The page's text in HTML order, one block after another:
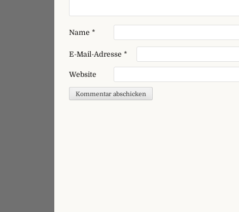
Name *
E-Mail-Adresse *
Website